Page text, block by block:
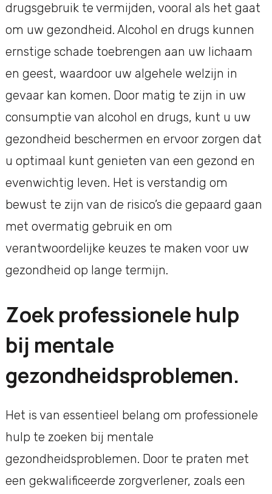
drugsgebruik te vermijden, vooral als het gaat
om uw gezondheid. Alcohol en drugs kunnen
ernstige schade toebrengen aan uw lichaam
en geest, waardoor uw algehele welzijn in
gevaar kan komen. Door matig te zijn in uw
consumptie van alcohol en drugs, kunt u uw
gezondheid beschermen en ervoor zorgen dat
u optimaal kunt genieten van een gezond en
evenwichtig leven. Het is verstandig om
bewust te zijn van de risico’s die gepaard gaan
met overmatig gebruik en om
verantwoordelijke keuzes te maken voor uw
gezondheid op lange termijn.
Zoek professionele hulp
bij mentale
gezondheidsproblemen.
Het is van essentieel belang om professionele
hulp te zoeken bij mentale
gezondheidsproblemen. Door te praten met
een gekwalificeerde zorgverlener, zoals een